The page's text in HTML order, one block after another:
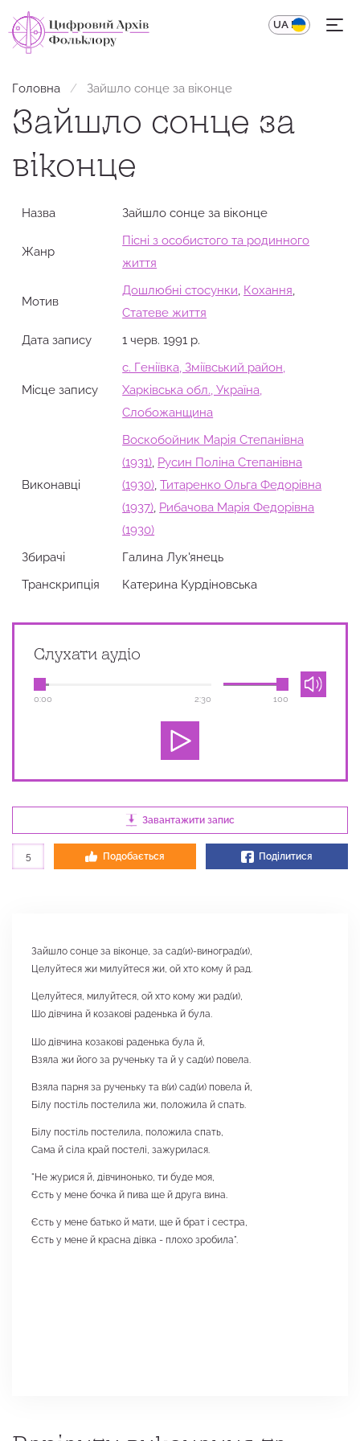
UA EN
Головна Зайшло сонце за віконце
Зайшло сонце за
віконце
Назва Зайшло сонце за віконце
Жанр
Пісні з особистого та родинного
життя
Мотив
Дошлюбні стосунки Кохання
Статеве життя
Дата запису
1 черв. 1991 р.
Місце запису
с. Геніївка, Зміївський район,
Харківська обл., Україна,
Слобожанщина
Виконавці
Воскобойник Марія Степанівна
(1931) Русин Поліна Степанівна
(1930) ,Титаренко Ольга Федорівна
(1937) Рибачова Марія Федорівна
(1930)
Збирачi
Галина Лук'янець
Транскрипція
Катерина Курдіновська
Слухати аудіо
0:00 2:30 100
Завантажити запис
5 Подобається Поділитися
Зайшло сонце за віконце, за сад(и)-виноград(и),
Целуйтеся жи милуйтеся жи, ой хто кому й рад.
Целуйтеся, милуйтеся, ой хто кому жи рад(и),
Шо дівчина й козакові раденька й була.
Шо дівчина козакові раденька була й,
Взяла жи його за рученьку та й у сад(и) повела.
Взяла парня за рученьку та в(и) сад(и) повела й,
Білу постіль постелила жи, положила й спать.
Білу постіль постелила, положила спать,
Сама й сіла край постелі, зажурилася.
"Не журися й, дівчинонько, ти буде моя,
Єсть у мене бочка й пива ще й друга вина.
Єсть у мене батько й мати, ще й брат і сестра,
Єсть у мене й красна дівка - плохо зробила".